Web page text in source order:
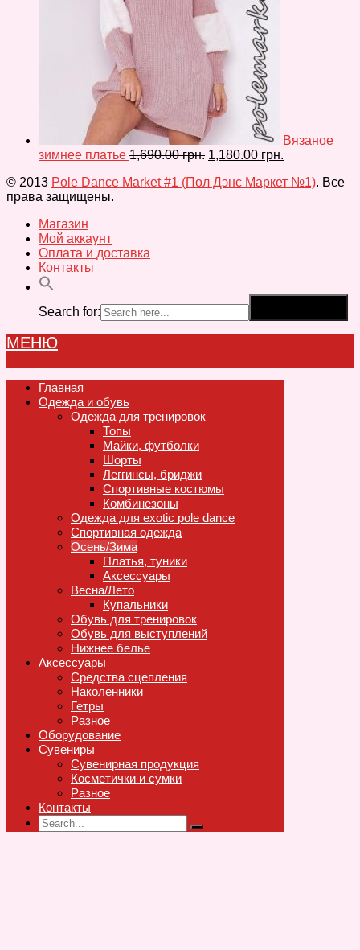
Вязаное
зимнее платье 1,690.00грн. 1,180.00 грн.
© 2013 Pole Dance Market #1 (Пол Дэнс Маркет №1). Все
права защищены.
Магазин
Мой аккаунт
Оплата и доставка
Контакты
Search for:
МЕНЮ
Главная
Одежда и обувь
Одежда для тренировок
Топы
Майки, футболки
Шорты
Леггинсы, бриджи
Спортивные костюмы
Комбинезоны
Одежда для exotic pole dance
Спортивная одежда
Осень/Зима
Платья, туники
Аксессуары
Весна/Лето
Купальники
Обувь для тренировок
Обувь для выступлений
Нижнее белье
Аксессуары
Средства сцепления
Наколенники
Гетры
Разное
Оборудование
Сувениры
Сувенирная продукция
Косметички и сумки
Разное
Контакты